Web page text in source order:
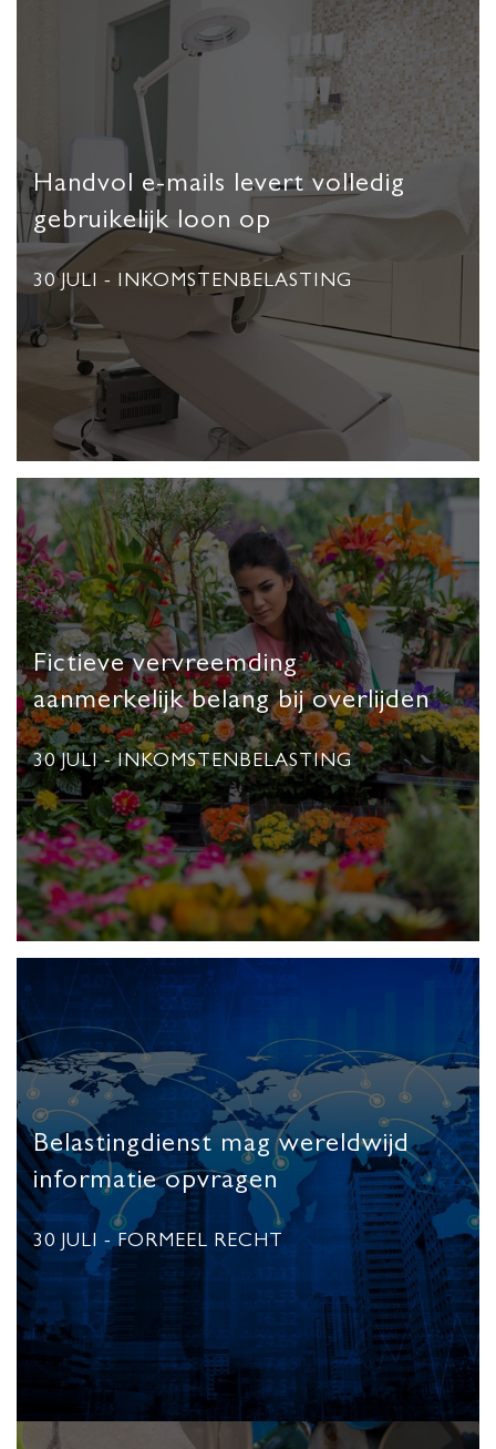
Handvol e-mails levert volledig
gebruikelijk loon op
30 JULI - INKOMSTENBELASTING
Fictieve vervreemding
aanmerkelijk belang bij overlijden
30 JULI- INKOMSTENBELASTING
Belastingdienst mag wereldwijd
informatie opvragen
30 JULI - FORMEEL RECHT